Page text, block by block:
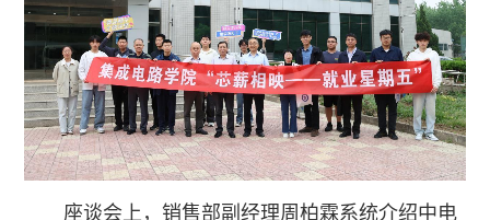
座谈会上，销售部副经理周柏霖系统介绍中电